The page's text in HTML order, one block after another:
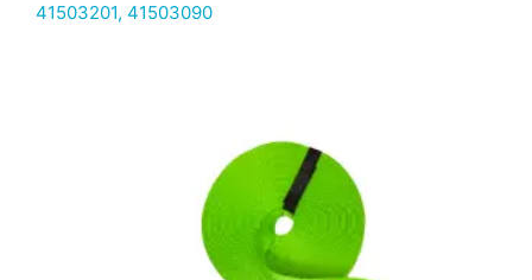
41503201, 41503090